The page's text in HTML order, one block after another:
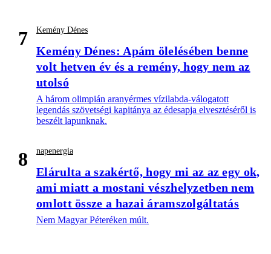
7 Kemény Dénes
Kemény Dénes: Apám ölelésében benne
volt hetven év és a remény, hogy nem az
utolsó
A három olimpián aranyérmes vízilabda-válogatott
legendás szövetségi kapitánya az édesapja elvesztéséről is
beszélt lapunknak.
8 napenergia
Elárulta a szakértő, hogy mi az az egy ok,
ami miatt a mostani vészhelyzetben nem
omlott össze a hazai áramszolgáltatás
Nem Magyar Péteréken múlt.